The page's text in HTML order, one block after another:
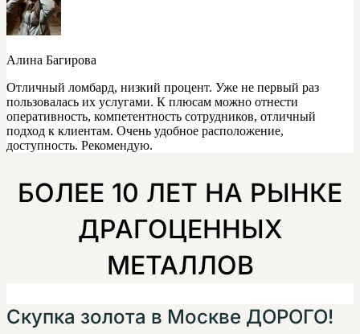
Алина Багирова
Отличный ломбард, низкий процент. Уже не первый раз
пользовалась их услугами. К плюсам можно отнести
оперативность, компетентность сотрудников, отличный
подход к клиентам. Очень удобное расположение,
доступность. Рекомендую.
БОЛЕЕ 10 ЛЕТ НА РЫНКЕ
ДРАГОЦЕННЫХ
МЕТАЛЛОВ
Скупка золота в Москве ДОРОГО!